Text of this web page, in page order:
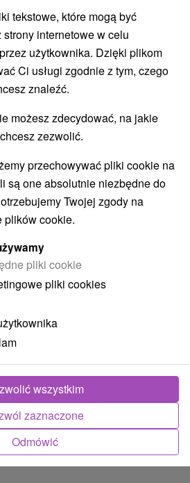
52.3''
14.84''
dolina
polecić nam nową atrakcję
tekstowe, które mogą być
internetowe w celu
użytkownika. Dzięki plikom
Ci usługi zgodnie z tym, czego
znaleźć.
możesz zdecydować, na jakie
zezwolić.
przechowywać pliki cookie na
są one absolutnie niezbędne do
Twojej zgody na
plików cookie.
pliki cookie
pliki cookies
Odmówić
zaznaczone
wszystkim